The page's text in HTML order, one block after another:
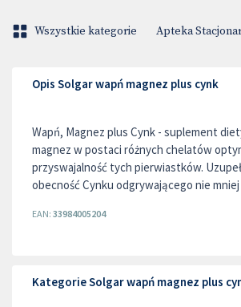
Wszystkie kategorie Apteka
Opis Solgar wapń magnez plus cynk
Wapń, Magnez plus Cynk - suplement
magnez w postaci różnych chelatów
przyswajalność tych pierwiastków.
obecność Cynku od­grywającego nie mniej
EAN: 33984005204
Kategorie Solgar wapń magnez plus